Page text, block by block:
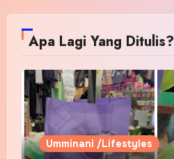
Apa Lagi Yang Ditulis?
Umminani /Lifestyles